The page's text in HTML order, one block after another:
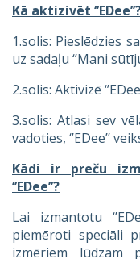
Kā aktizivēt
1.solis: Pieslēdzies
uz sadaļu ‘’Mani
2.solis: Aktivizē
3.solis: Atlasi sev
vadoties, ‘’EDee’’
Kādi ir preču
‘’EDee’’?
Lai izmantotu
piemēroti speciāli
izmēriem lūdzam